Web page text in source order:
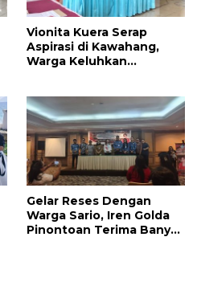
Vionita Kuera Serap
Aspirasi di Kawahang,
Warga Keluhkan
Gelar Reses Dengan
Warga Sario, Iren Golda
Pinontoan Terima Banyak